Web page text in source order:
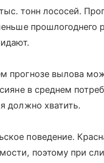
тонн лососей.
прошлогоднего
прогнозе вылова
в среднем
должно хватить.
поведение.
поэтому при